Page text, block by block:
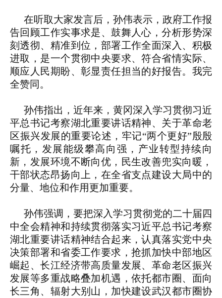
在听取大家发言后，孙伟表示，政府工作报
告回顾工作实事求是、鼓舞人心，分析形势深
刻透彻、精准到位，部署工作全面深入、积极
进取，是一个贯彻中央要求、符合省情实际、
顺应人民期盼、彰显责任担当的好报告。我完
全赞同。
孙伟指出，近年来，黄冈深入学习贯彻习近
平总书记考察湖北重要讲话精神、关于革命老
区振兴发展的重要论述，牢记“两个更好”殷殷
嘱托，发展能级攀高向强，产业转型持续向
新，发展环境不断向优，民生改善兜实向暖，
干部状态昂扬向上，在全省支点建设大局中的
分量、地位和作用更加重要。
孙伟强调，要把深入学习贯彻党的二十届四
中全会精神和持续贯彻落实习近平总书记考察
湖北重要讲话精神结合起来，认真落实党中央
决策部署和省委工作要求，抢抓加快中部地区
崛起、长江经济带高质量发展、革命老区振兴
发展等多重战略叠加机遇，依托都市圈、面向
长三角、辐射大别山，加快建设武汉都市圈协